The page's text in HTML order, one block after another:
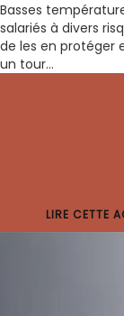
Basses
salariés à divers
de les en protéger
un tour...
LIRE CETTE